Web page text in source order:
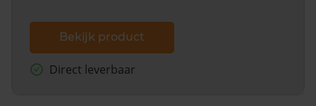
Bekijk product
Direct leverbaar